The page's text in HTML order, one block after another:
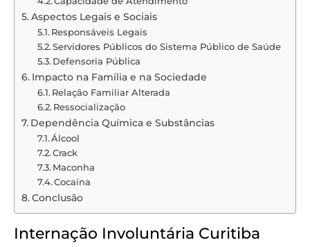
Aspectos Legais e Sociais
Responsáveis Legais
Servidores Públicos do Sistema Público de Saúde
Defensoria Pública
Impacto na Família e na Sociedade
Relação Familiar Alterada
Ressocialização
Dependência Química e Substâncias
Álcool
Crack
Maconha
Cocaína
Conclusão
Internação Involuntária Curitiba